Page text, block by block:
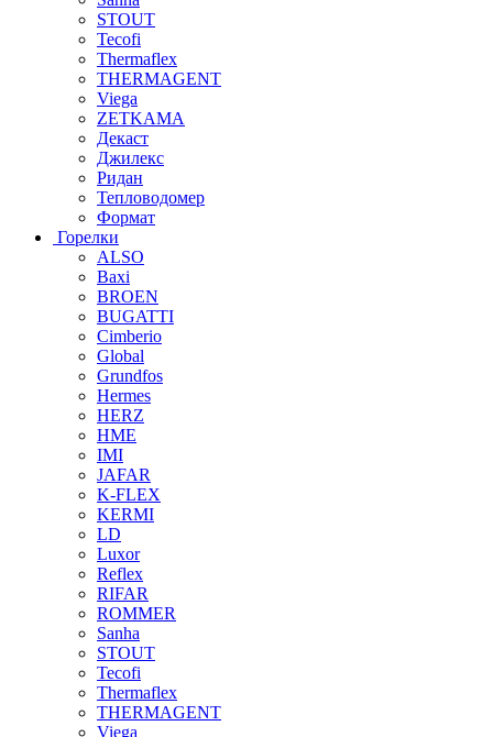
STOUT
Tecofi
Thermaflex
THERMAGENT
Viega
ZETKAMA
Декаст
Джилекс
Ридан
Тепловодомер
Формат
Горелки
ALSO
Baxi
BROEN
BUGATTI
Cimberio
Global
Grundfos
Hermes
HERZ
HME
IMI
JAFAR
K-FLEX
KERMI
LD
Luxor
Reflex
RIFAR
ROMMER
Sanha
STOUT
Tecofi
Thermaflex
THERMAGENT
Viega